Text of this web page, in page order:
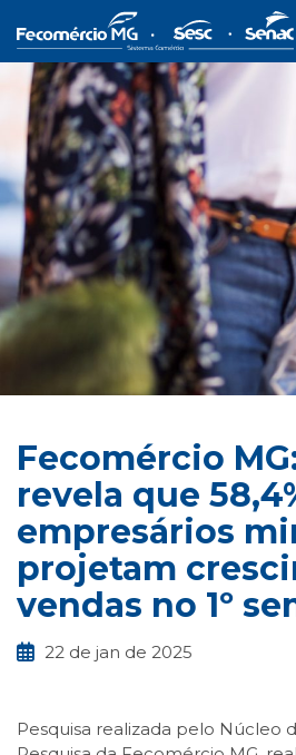
Fecomércio
revela que
empresários
projetam
vendas no 1º
22 de jan de 2025
Pesquisa realizada pelo Núcleo